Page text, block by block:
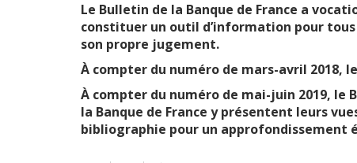
Le Bulletin de la Banque de France a
constituer un outil d’information pour
son propre jugement.
À compter du numéro de mars-avril 2018,
À compter du numéro de mai-juin 2019, le
la Banque de France y présentent leurs
bibliographie pour un approfondissement